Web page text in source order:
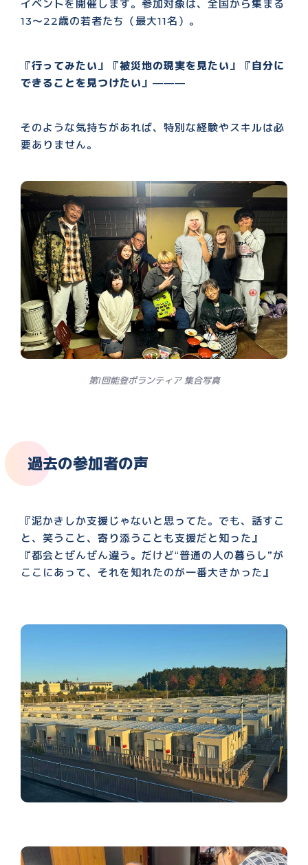
イベントを開催します。参加対象は、全国から集まる
13〜22歳の若者たち（最大11名）。
『行ってみたい』『被災地の現実を見たい』『自分に
できることを見つけたい』———
そのような気持ちがあれば、特別な経験やスキルは必
要ありません。
第1回能登ボランティア 集合写真
過去の参加者の声
『泥かきしか支援じゃないと思ってた。でも、話すこ
と、笑うこと、寄り添うことも支援だと知った』
『都会とぜんぜん違う。だけど“普通の人の暮らし”が
ここにあって、それを知れたのが一番大きかった』